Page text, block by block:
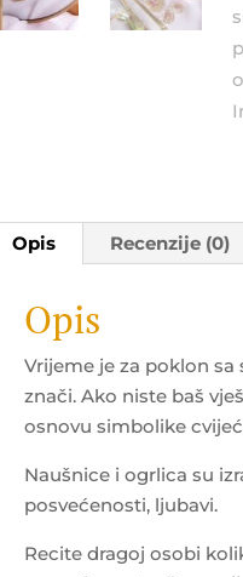
Opis Recenzije (0)
Opis
Vrijeme je za poklon
znači. Ako niste baš
osnovu simbolike
Naušnice i ogrlica su
posvećenosti, ljubavi.
Recite dragoj osobi